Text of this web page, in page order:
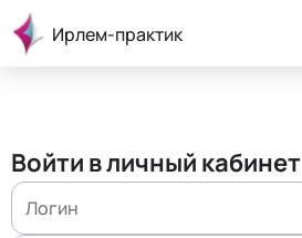
Ирлем-практик
Войти в личный кабинет